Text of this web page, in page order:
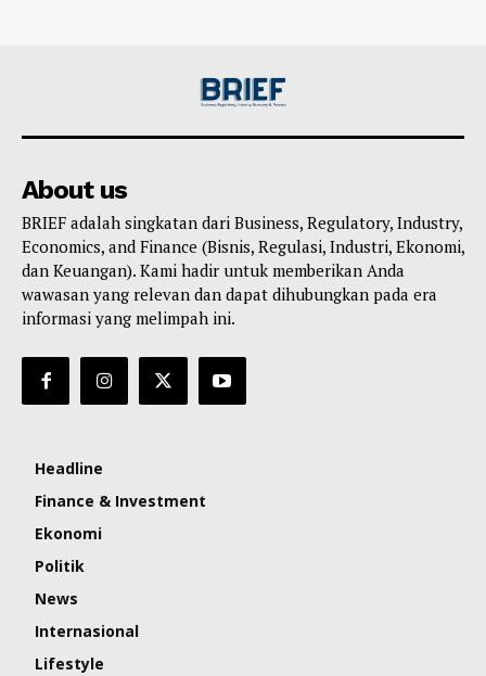
About us
BRIEF adalah singkatan dari Business, Regulatory, Industry,
Economics, and Finance (Bisnis, Regulasi, Industri, Ekonomi,
dan Keuangan). Kami hadir untuk memberikan Anda
wawasan yang relevan dan dapat dihubungkan pada era
informasi yang melimpah ini.
Headline
Finance & Investment
Ekonomi
Politik
News
Internasional
Lifestyle